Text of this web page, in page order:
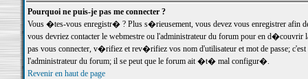
Pourquoi ne puis-je pas me connecter ?
Vous �tes-vous enregistr� ? Plus s�rieusement, vous devez vous enregistrer
vous devriez contacter le webmestre ou l'administrateur du forum pour en
pas vous connecter, v�rifiez et rev�rifiez vos nom d'utilisateur et mot de passe;
l'administrateur du forum; il se peut que le forum ait �t� mal configur�.
Revenir en haut de page